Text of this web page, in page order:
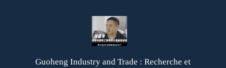
Guoheng Industry and Trade : Recherche et